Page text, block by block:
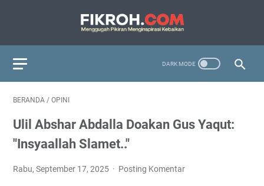
BERANDA / OPINI
Ulil Abshar Abdalla Doakan Gus Yaqut:
"Insyaallah Slamet.."
Rabu, September 17, 2025 Posting Komentar